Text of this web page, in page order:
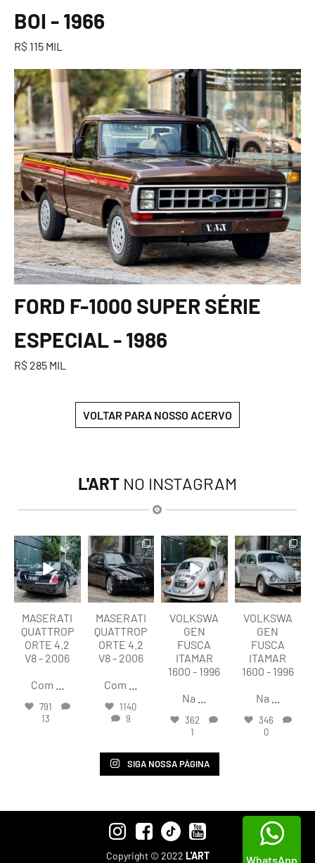
BOI - 1966
R$ 115 MIL
FORD F-1000 SUPER SÉRIE
ESPECIAL - 1986
R$ 285 MIL
VOLTAR PARA NOSSO ACERVO
L'ART NO INSTAGRAM
lart.br
Ago 6
MASERATI
QUATTROP
ORTE 4.2
V8 - 2006
Com
791
13
lart.br
Ago 6
MASERATI
QUATTROP
ORTE 4.2
V8 - 2006
Com
1140
9
lart.br
Ago 6
VOLKSWA
GEN
FUSCA
ITAMAR
1600 - 1996
Na
362
1
lart.br
Ago 6
VOLKSWA
GEN
FUSCA
ITAMAR
1600 - 1996
Na
346
0
SIGA NOSSA PÁGINA
Copyright © 2022 L'ART WhatsApp